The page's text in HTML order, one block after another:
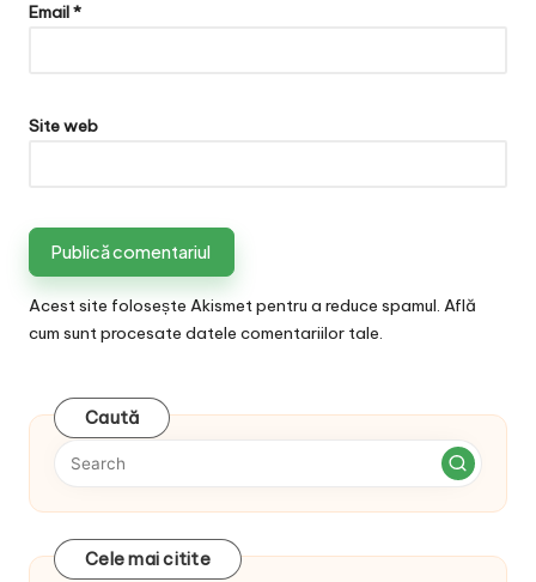
Email*
Site web
Acest site folosește Akismet pentru a reduce spamul. Află
cum sunt procesate datele comentariilor tale.
Caută
Cele mai citite